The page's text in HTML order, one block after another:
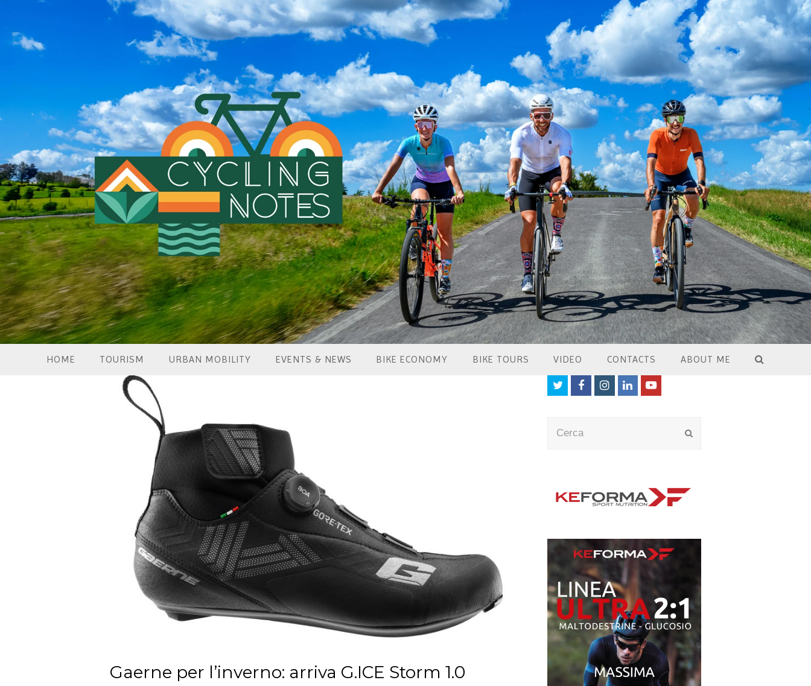
HOME TOURISM URBAN MOBILITY EVENTS & NEWS BIKE ECONOMY BIKE TOURS VIDEO CONTACTS ABOUT ME
Gaerne per l’inverno: arriva G.ICE Storm 1.0
TwitterFacebookInstagram
LinkedInYoutube